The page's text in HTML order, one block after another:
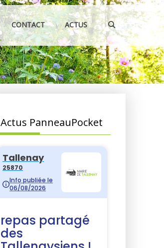
CONTACT ACTUS
Actus PanneauPocket